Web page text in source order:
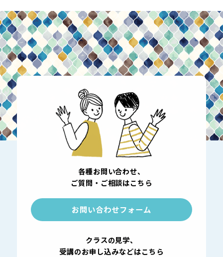
各種お問い合わせ、
ご質問・ご相談はこちら
お問い合わせフォーム
クラスの見学、
受講のお申し込みなどはこちら